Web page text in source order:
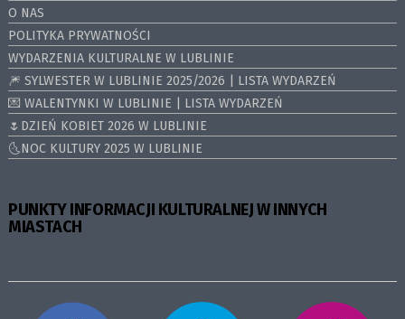
O NAS
POLITYKA PRYWATNOŚCI
WYDARZENIA KULTURALNE W LUBLINIE
🎆 SYLWESTER W LUBLINIE 2025/2026 | LISTA WYDARZEŃ
💌 WALENTYNKI W LUBLINIE | LISTA WYDARZEŃ
🌷DZIEŃ KOBIET 2026 W LUBLINIE
🌜NOC KULTURY 2025 W LUBLINIE
PUNKTY INFORMACJI KULTURALNEJ W INNYCH
MIASTACH